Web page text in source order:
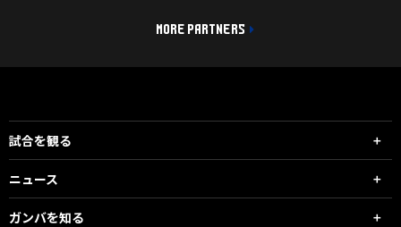
MORE PARTNERS
試合を観る
ニュース
ガンバを知る